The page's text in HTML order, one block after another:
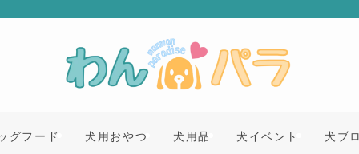
グフード 犬用おやつ 犬用品 犬イベント 犬ブ